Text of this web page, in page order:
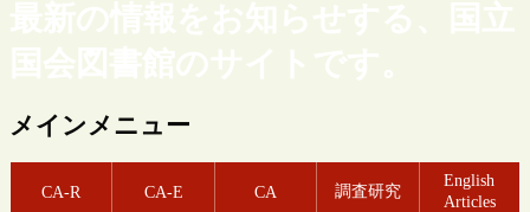
最新の情報をお知らせする、国立
国会図書館のサイトです。
メインメニュー
CA-R CA-E CA 調査研究
English
Articles